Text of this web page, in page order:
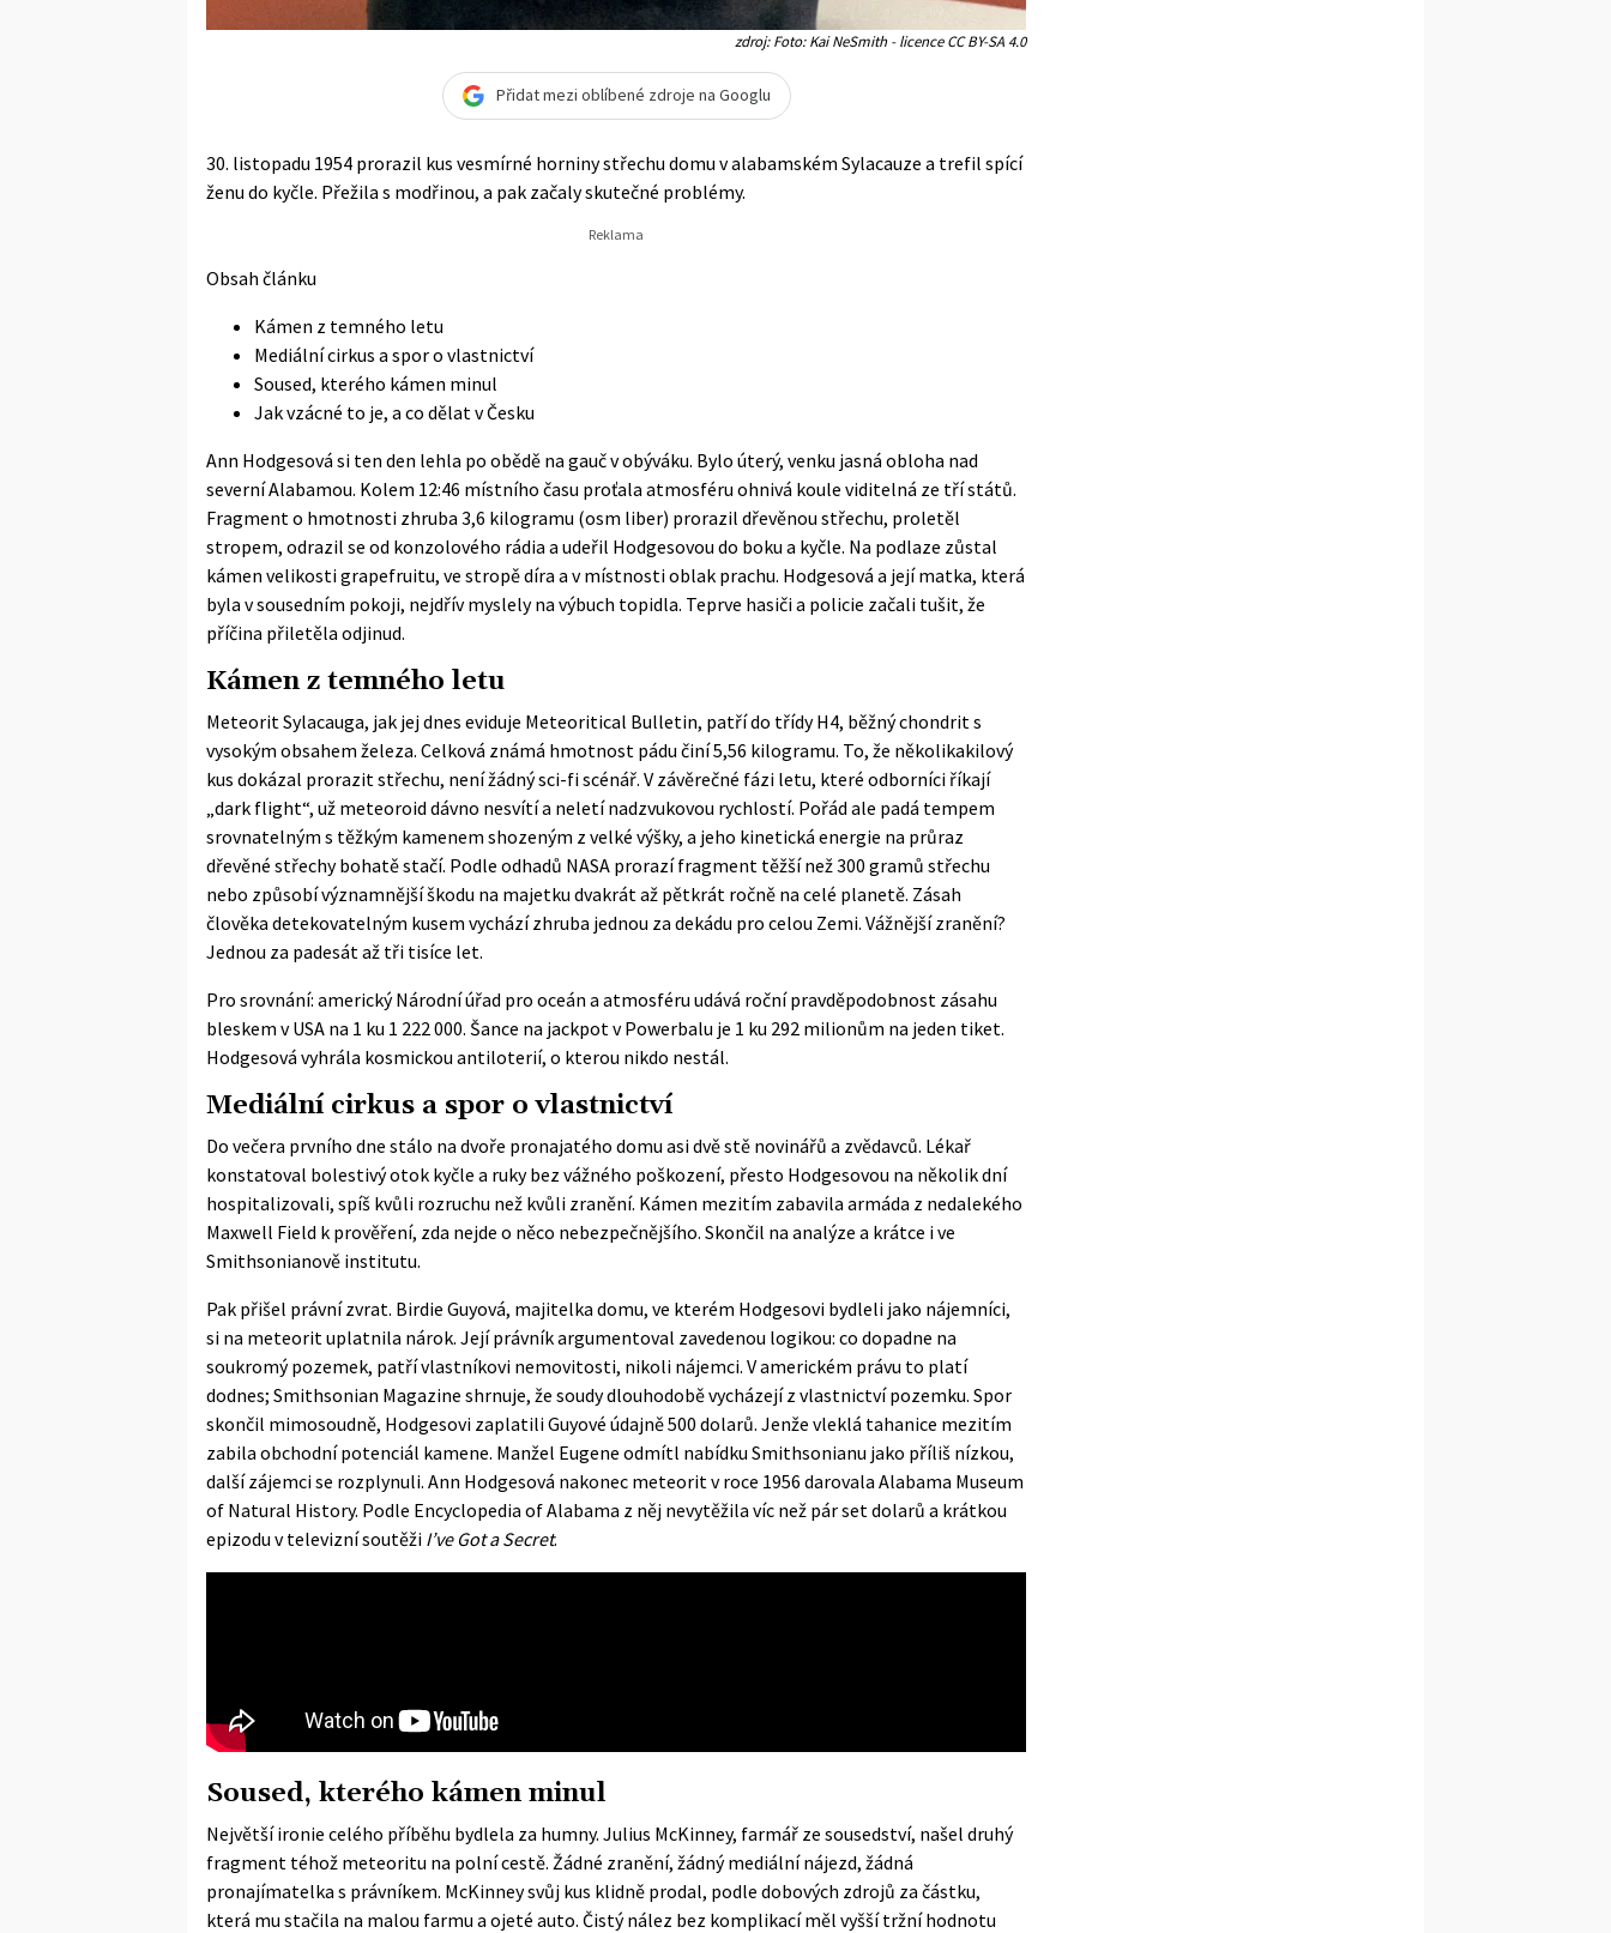
zdroj: Foto: Kai NeSmith - licence CC BY-SA 4.0
Přidat mezi oblíbené zdroje na Googlu
30. listopadu 1954 prorazil kus vesmírné horniny střechu domu v alabamském Sylacauze a trefil spící
ženu do kyčle. Přežila s modřinou, a pak začaly skutečné problémy.
Obsah článku
Kámen z temného letu
Mediální cirkus a spor o vlastnictví
Soused, kterého kámen minul
Jak vzácné to je, a co dělat v Česku
Ann Hodgesová si ten den lehla po obědě na gauč v obýváku. Bylo úterý, venku jasná obloha nad
severní Alabamou. Kolem 12:46 místního času proťala atmosféru ohnivá koule viditelná ze tří států.
Fragment o hmotnosti zhruba 3,6 kilogramu (osm liber) prorazil dřevěnou střechu, proletěl
stropem, odrazil se od konzolového rádia a udeřil Hodgesovou do boku a kyčle. Na podlaze zůstal
kámen velikosti grapefruitu, ve stropě díra a v místnosti oblak prachu. Hodgesová a její matka, která
byla v sousedním pokoji, nejdřív myslely na výbuch topidla. Teprve hasiči a policie začali tušit, že
příčina přiletěla odjinud.
Kámen z temného letu
Meteorit Sylacauga, jak jej dnes eviduje Meteoritical Bulletin, patří do třídy H4, běžný chondrit s
vysokým obsahem železa. Celková známá hmotnost pádu činí 5,56 kilogramu. To, že několikakilový
kus dokázal prorazit střechu, není žádný sci-fi scénář. V závěrečné fázi letu, které odborníci říkají
„dark flight“, už meteoroid dávno nesvítí a neletí nadzvukovou rychlostí. Pořád ale padá tempem
srovnatelným s těžkým kamenem shozeným z velké výšky, a jeho kinetická energie na průraz
dřevěné střechy bohatě stačí. Podle odhadů NASA prorazí fragment těžší než 300 gramů střechu
nebo způsobí významnější škodu na majetku dvakrát až pětkrát ročně na celé planetě. Zásah
člověka detekovatelným kusem vychází zhruba jednou za dekádu pro celou Zemi. Vážnější zranění?
Jednou za padesát až tři tisíce let.
Pro srovnání: americký Národní úřad pro oceán a atmosféru udává roční pravděpodobnost zásahu
bleskem v USA na 1 ku 1 222 000. Šance na jackpot v Powerbalu je 1 ku 292 milionům na jeden tiket.
Hodgesová vyhrála kosmickou antiloterií, o kterou nikdo nestál.
Mediální cirkus a spor o vlastnictví
Do večera prvního dne stálo na dvoře pronajatého domu asi dvě stě novinářů a zvědavců. Lékař
konstatoval bolestivý otok kyčle a ruky bez vážného poškození, přesto Hodgesovou na několik dní
hospitalizovali, spíš kvůli rozruchu než kvůli zranění. Kámen mezitím zabavila armáda z nedalekého
Maxwell Field k prověření, zda nejde o něco nebezpečnějšího. Skončil na analýze a krátce i ve
Smithsonianově institutu.
Pak přišel právní zvrat. Birdie Guyová, majitelka domu, ve kterém Hodgesovi bydleli jako nájemníci,
si na meteorit uplatnila nárok. Její právník argumentoval zavedenou logikou: co dopadne na
soukromý pozemek, patří vlastníkovi nemovitosti, nikoli nájemci. V americkém právu to platí
dodnes; Smithsonian Magazine shrnuje, že soudy dlouhodobě vycházejí z vlastnictví pozemku. Spor
skončil mimosoudně, Hodgesovi zaplatili Guyové údajně 500 dolarů. Jenže vleklá tahanice mezitím
zabila obchodní potenciál kamene. Manžel Eugene odmítl nabídku Smithsonianu jako příliš nízkou,
další zájemci se rozplynuli. Ann Hodgesová nakonec meteorit v roce 1956 darovala Alabama Museum
of Natural History. Podle Encyclopedia of Alabama z něj nevytěžila víc než pár set dolarů a krátkou
epizodu v televizní soutěži I’ve Got a Secret.
Soused, kterého kámen minul
Největší ironie celého příběhu bydlela za humny. Julius McKinney, farmář ze sousedství, našel druhý
fragment téhož meteoritu na polní cestě. Žádné zranění, žádný mediální nájezd, žádná
pronajímatelka s právníkem. McKinney svůj kus klidně prodal, podle dobových zdrojů za částku,
která mu stačila na malou farmu a ojeté auto. Čistý nález bez komplikací měl vyšší tržní hodnotu